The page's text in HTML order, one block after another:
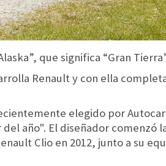
que significa “Gran
Renault y con ella
elegido por
año". El diseñador comenzó
Clio en 2012, junto a su